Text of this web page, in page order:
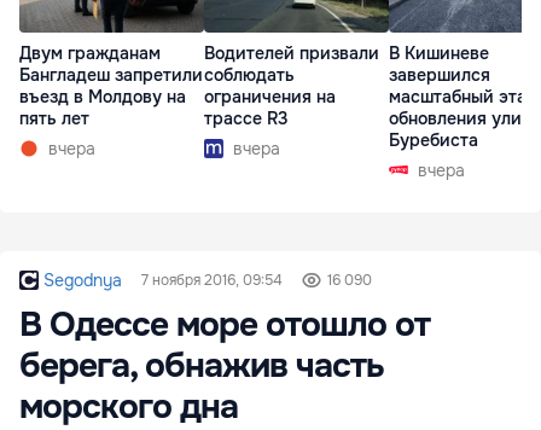
Двум гражданам
Бангладеш запретили
въезд в Молдову на
пять лет
вчера
Водителей призвали
соблюдать
ограничения на
трассе R3
вчера
В Кишиневе
завершился
масштабный этап
обновления
Буребиста
вчера
Segodnya 7 ноября 2016, 09:54 16 090
В Одессе море отошло от
берега, обнажив часть
морского дна